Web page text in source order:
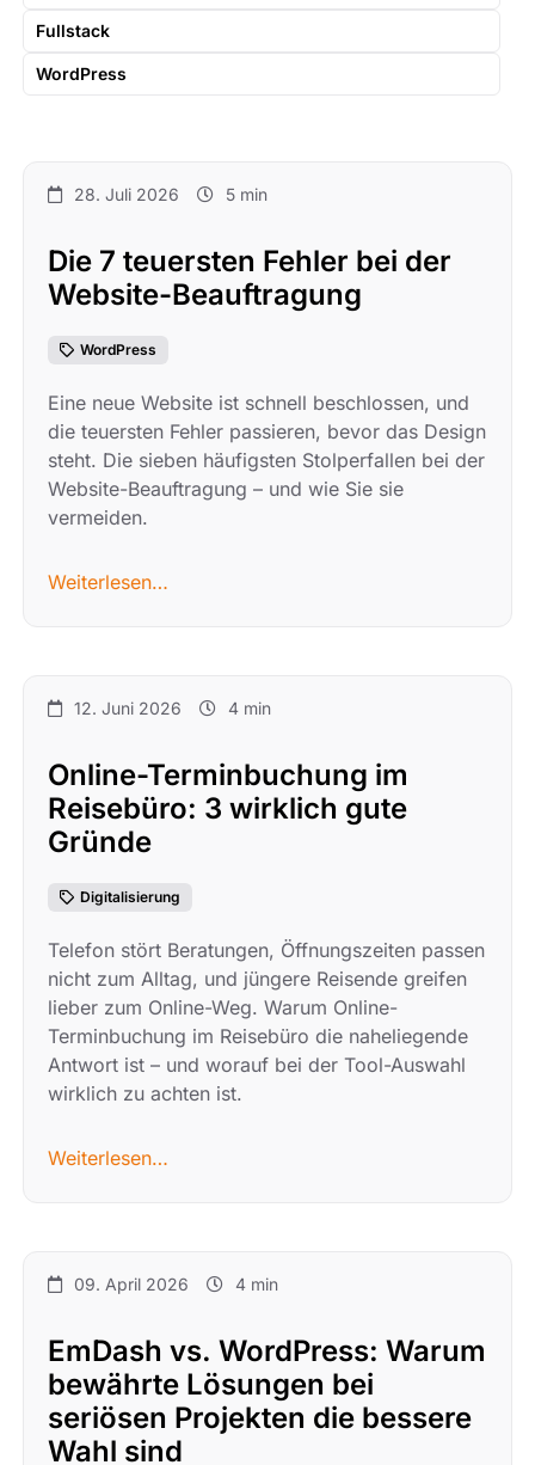
Fullstack
WordPress
28. Juli 2026 5 min
Die 7 teuersten Fehler bei der
Website-Beauftragung
WordPress
Eine neue Website ist schnell beschlossen, und
die teuersten Fehler passieren, bevor das Design
steht. Die sieben häufigsten Stolperfallen bei der
Website-Beauftragung – und wie Sie sie
vermeiden.
Weiterlesen…
12. Juni 2026 4 min
Online-Terminbuchung im
Reisebüro: 3 wirklich gute
Gründe
Digitalisierung
Telefon stört Beratungen, Öffnungszeiten passen
nicht zum Alltag, und jüngere Reisende greifen
lieber zum Online-Weg. Warum Online-
Terminbuchung im Reisebüro die naheliegende
Antwort ist – und worauf bei der Tool-Auswahl
wirklich zu achten ist.
Weiterlesen…
09. April 2026 4 min
EmDash vs. WordPress: Warum
bewährte Lösungen bei
seriösen Projekten die bessere
Wahl sind